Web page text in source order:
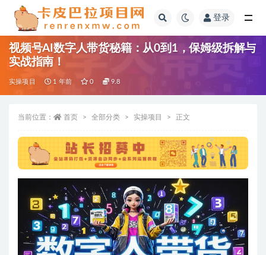
登录
视频号AI数字人带货秘籍：从0到1，保姆级拆解与
实战指南！
实操项目 1 年前 0 9.8
当前位置： 首页 全部分类 实操项目 正文
全部